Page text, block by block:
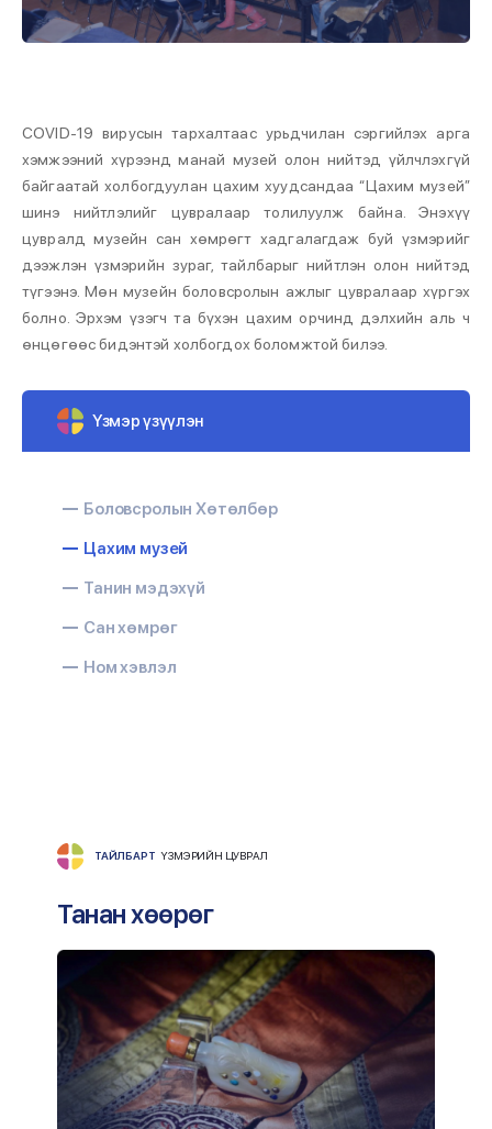
COVID-19 вирусын тархалтаас урьдчилан сэргийлэх арга
хэмжээний хүрээнд манай музей олон нийтэд үйлчлэхгүй
байгаатай холбогдуулан цахим хуудсандаа “Цахим музей”
шинэ нийтлэлийг цувралаар толилуулж байна. Энэхүү
цувралд музейн сан хөмрөгт хадгалагдаж буй үзмэрийг
дээжлэн үзмэрийн зураг, тайлбарыг нийтлэн олон нийтэд
түгээнэ. Мөн музейн боловсролын ажлыг цувралаар хүргэх
болно. Эрхэм үзэгч та бүхэн цахим орчинд дэлхийн аль ч
өнцөгөөс бидэнтэй холбогдох боломжтой билээ.
Үзмэр үзүүлэн
Боловсролын Хөтөлбөр
Цахим музей
Танин мэдэхүй
Сан хөмрөг
Ном хэвлэл
ТАЙЛБАРТ ҮЗМЭРИЙН ЦУВРАЛ
Танан хөөрөг